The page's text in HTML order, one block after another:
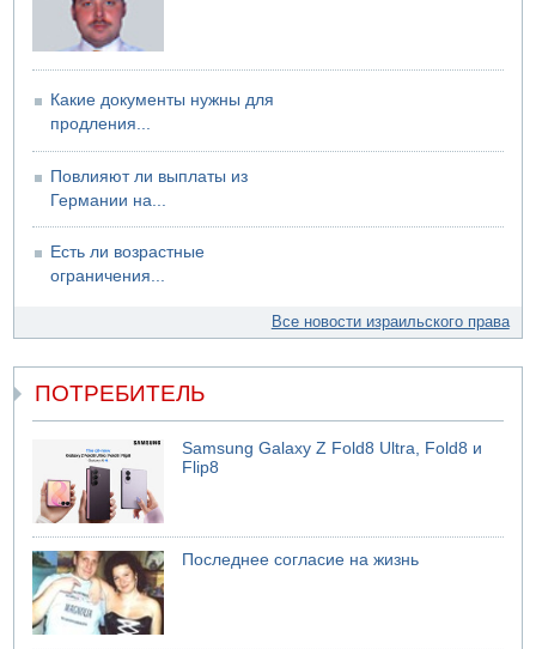
Какие документы нужны для
продления...
Повлияют ли выплаты из
Германии на...
Есть ли возрастные
ограничения...
Все новости израильского права
ПОТРЕБИТЕЛЬ
Samsung Galaxy Z Fold8 Ultra, Fold8 и
Flip8
Последнее согласие на жизнь